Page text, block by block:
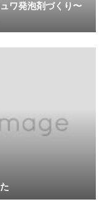
ワ発泡剤づくり〜